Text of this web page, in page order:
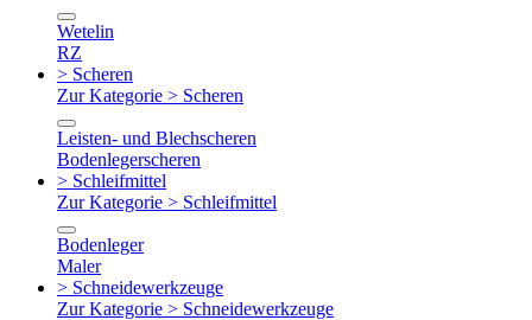
Wetelin
RZ
> Scheren
Zur Kategorie > Scheren
Leisten- und Blechscheren
Bodenlegerscheren
> Schleifmittel
Zur Kategorie > Schleifmittel
Bodenleger
Maler
> Schneidewerkzeuge
Zur Kategorie > Schneidewerkzeuge